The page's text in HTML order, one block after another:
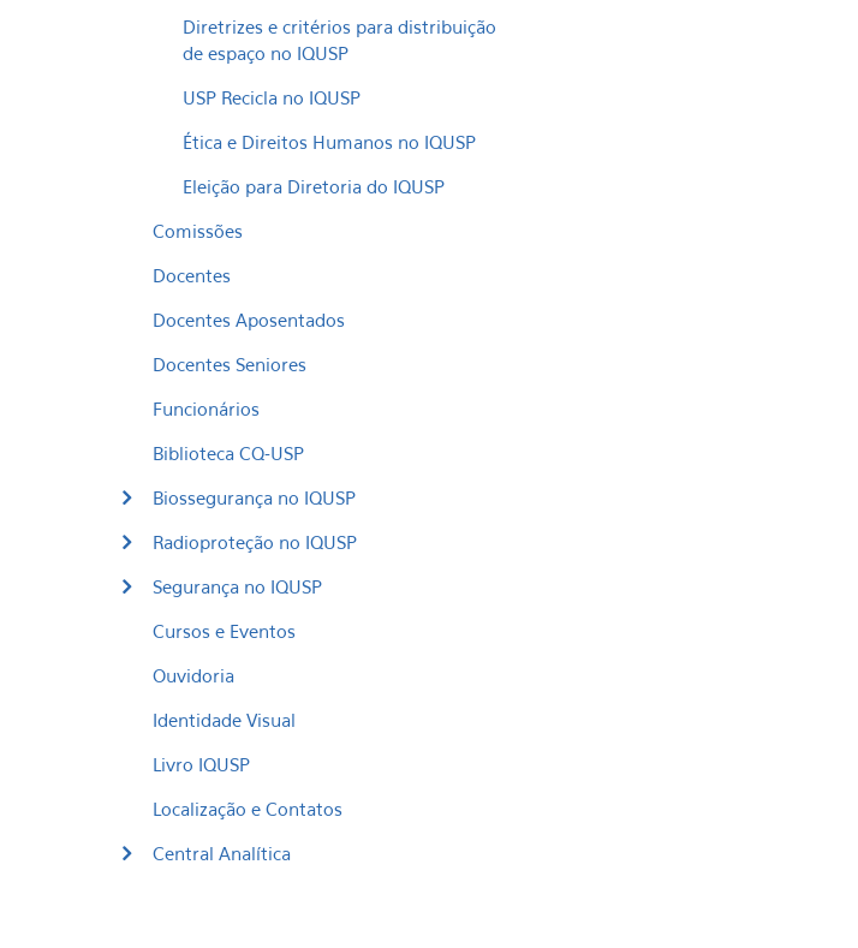
Diretrizes e critérios para distribuição
de espaço no IQUSP
USP Recicla no IQUSP
Ética e Direitos Humanos no IQUSP
Eleição para Diretoria do IQUSP
Comissões
Docentes
Docentes Aposentados
Docentes Seniores
Funcionários
Biblioteca CQ-USP
Biossegurança no IQUSP
Radioproteção no IQUSP
Segurança no IQUSP
Cursos e Eventos
Ouvidoria
Identidade Visual
Livro IQUSP
Localização e Contatos
Central Analítica